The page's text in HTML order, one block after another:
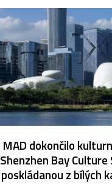
MAD dokončilo
Shenzhen Bay Culture
poskládanou z bílých